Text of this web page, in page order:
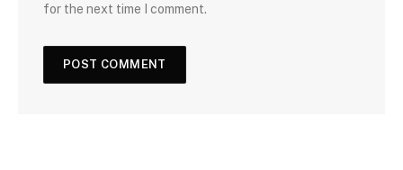
for the next time I comment.